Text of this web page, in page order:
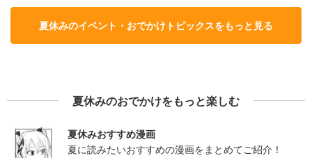
夏休みのイベント・おでかけトピックスをもっと見る
夏休みのおでかけをもっと楽しむ
夏休みおすすめ漫画
夏に読みたいおすすめの漫画をまとめてご紹介！